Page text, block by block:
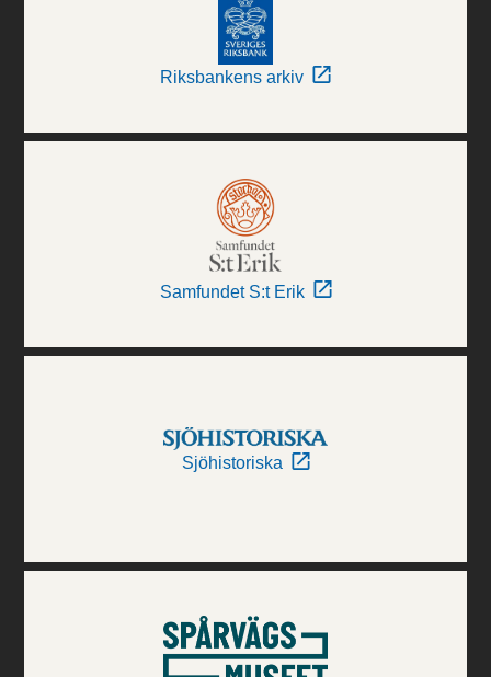
Riksbankens arkiv
Samfundet S:t Erik
Sjöhistoriska